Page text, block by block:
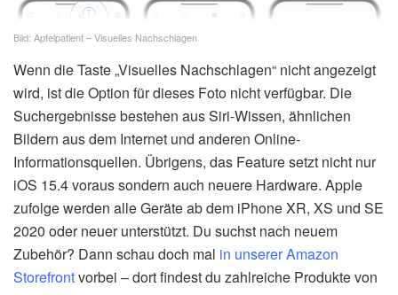
Bild: Apfelpatient – Visuelles Nachschlagen
Wenn die Taste „Visuelles Nachschlagen“ nicht angezeigt
wird, ist die Option für dieses Foto nicht verfügbar. Die
Suchergebnisse bestehen aus Siri-Wissen, ähnlichen
Bildern aus dem Internet und anderen Online-
Informationsquellen. Übrigens, das Feature setzt nicht nur
iOS 15.4 voraus sondern auch neuere Hardware. Apple
zufolge werden alle Geräte ab dem iPhone XR, XS und SE
2020 oder neuer unterstützt. Du suchst nach neuem
Zubehör? Dann schau doch mal in unserer Amazon
Storefrontvorbei – dort findest du zahlreiche Produkte von